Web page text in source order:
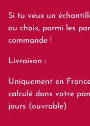
Si tu veux un
au choix, parmi les
commande !
Livraison :
Uniquement en
calculé dans votre
jours (ouvrable)